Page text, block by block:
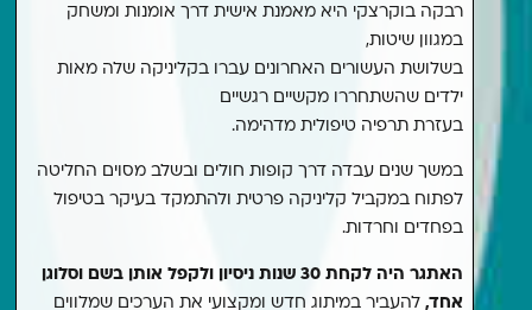
רבקה בוקרצקי היא מאמנת אישית דרך אומנות ומשחק
במגוון שיטות,
בשלושת העשורים האחרונים עברו בקליניקה שלה מאות
ילדים שהשתחררו מקשיים רגשיים
בעזרת תרפיה טיפולית מדהימה.
במשך שנים עבדה דרך קופות חולים ובשלב מסוים החליטה
לפתוח במקביל קליניקה פרטית ולהתמקד בעיקר בטיפול
בפחדים וחרדות.
האתגר היה לקחת 30 שנות ניסיון
ולקפל אותן בשם וסלוגן
אחד, להעביר במיתוג חדש ומקצועי את הערכים שמלווים
באסטרטגיה בחרנולהדגיש את המומחיות של רבקה
בטיפול בפחדים
היות שרבקה מחוברת לעולם המים ומטפלת גם באמצעות
שיטת "הדולפין"' שם המותג שנבחר הוא:
הגלים וסערות החיים ניתן להגיע בס”ד לימים טובים
עיצבנו לוגו נקי, עדין ומעוגל, באנלוגיה לעולם המים. בנינו
שפה עיצובית תואמת, ניירת משלימה, אביזרי קד"מ ועיצוב
המותג של רבקה משדר בדיוק אותה, פלא שעשרות ילדים
עומדים אצלה בתור לטיפול?